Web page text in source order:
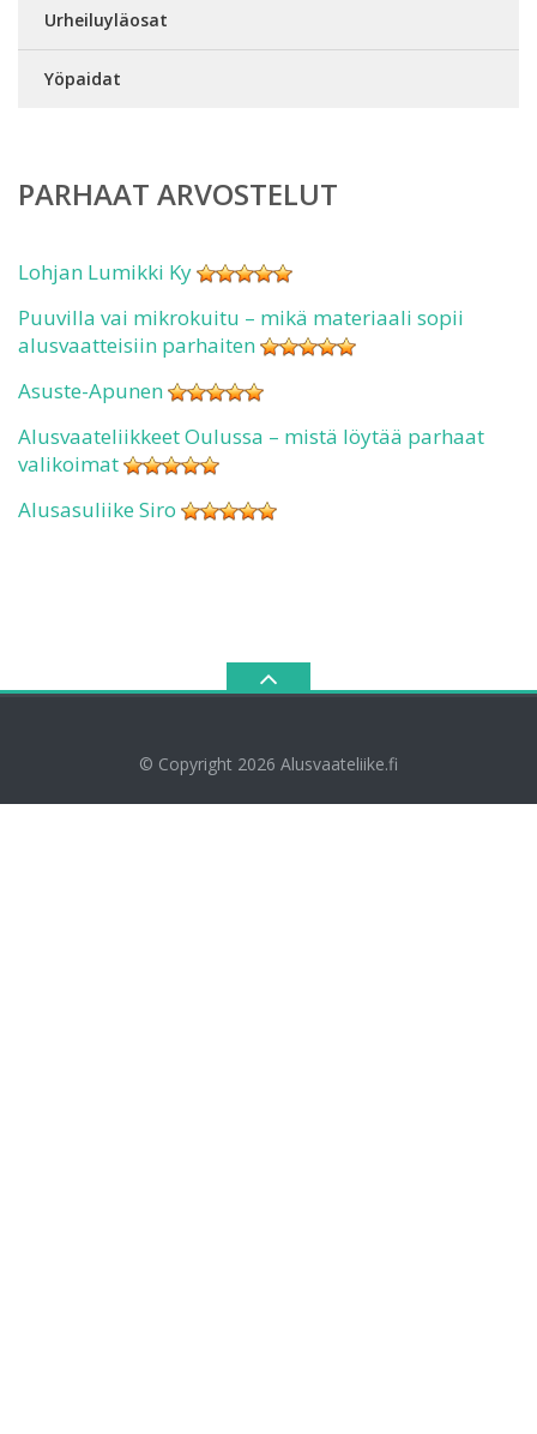
Urheiluyläosat
Yöpaidat
PARHAAT ARVOSTELUT
Lohjan Lumikki Ky
Puuvilla vai mikrokuitu – mikä materiaali sopii
alusvaatteisiin parhaiten
Asuste-Apunen
Alusvaateliikkeet Oulussa – mistä löytää parhaat
valikoimat
Alusasuliike Siro
© Copyright 2026 Alusvaateliike.fi